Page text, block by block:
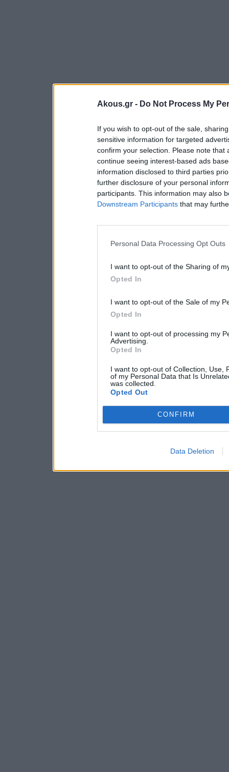
Akous.gr - Do Not Process My
If you wish to opt-out of the sale,
sensitive information for targeted
confirm your selection. Please note
continue seeing interest-based ads
information disclosed to third parties
further disclosure of your personal
participants. This information may also
Downstream Participants that may
Personal Data Processing Opt Outs
I want to opt-out of the Sharing of
Opted In
I want to opt-out of the Sale of my
Opted In
I want to opt-out of processing my
Advertising.
Opted In
I want to opt-out of Collection, Use,
of my Personal Data that Is
was collected.
Opted Out
CONFIRM
Data Deletion